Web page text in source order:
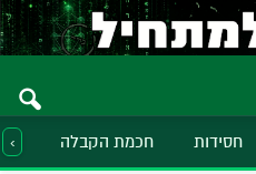
חסידות חכמת הקבלה ‹